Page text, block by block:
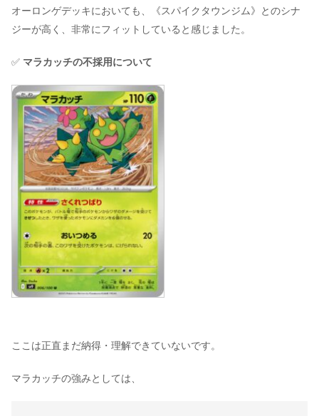
オーロンゲデッキにおいても、《スパイクタウンジム》とのシナ
ジーが高く、非常にフィットしていると感じました。
✅ マラカッチの不採用について
ここは正直まだ納得・理解できていないです。
マラカッチの強みとしては、